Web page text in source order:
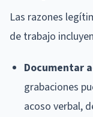
Las razones
de trabajo
Documentar
grabaciones
acoso verbal,